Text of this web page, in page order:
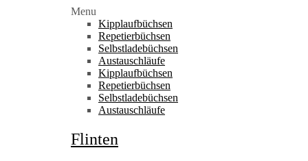
Menu
Kipplaufbüchsen
Repetierbüchsen
Selbstladebüchsen
Austauschläufe
Kipplaufbüchsen
Repetierbüchsen
Selbstladebüchsen
Austauschläufe
Flinten